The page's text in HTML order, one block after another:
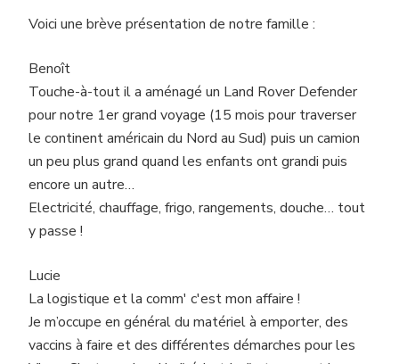
Voici une brève présentation de notre famille :
Benoît
Touche-à-tout il a aménagé un Land Rover Defender
pour notre 1er grand voyage (15 mois pour traverser
le continent américain du Nord au Sud) puis un camion
un peu plus grand quand les enfants ont grandi puis
encore un autre…
Electricité, chauffage, frigo, rangements, douche… tout
y passe !
Lucie
La logistique et la comm' c'est mon affaire !
Je m’occupe en général du matériel à emporter, des
vaccins à faire et des différentes démarches pour les